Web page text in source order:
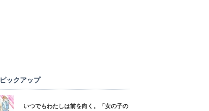
ピックアップ
いつでもわたしは前を向く。「女の子の